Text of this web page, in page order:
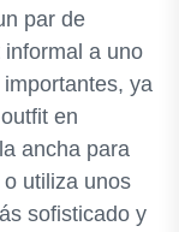
par de
a uno
ya
en
ancha para
utiliza unos
sofisticado y